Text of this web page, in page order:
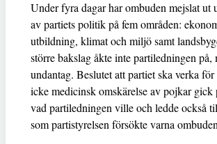
Under fyra dagar har ombuden mejslat ut
av partiets politik på fem områden:
utbildning, klimat och miljö samt
större bakslag åkte inte partiledningen på,
undantag. Beslutet att partiet ska verka
icke medicinsk omskärelse av pojkar gick
vad partiledningen ville och ledde också
som partistyrelsen försökte varna